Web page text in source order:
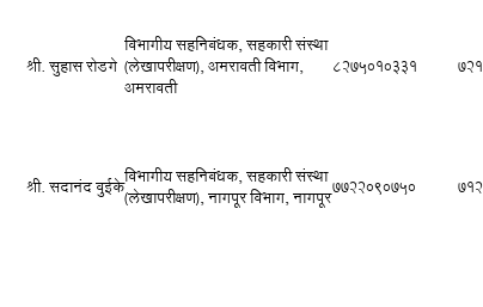
श्री. सुहास रोडगे
विभागीय सहनिबंधक, सहकारी संस्था
(लेखापरीक्षण), अमरावती विभाग,
अमरावती
8275010331 721
श्री. सदानंद वुईकेविभागीय सहनिबंधक, सहकारी संस्था
(लेखापरीक्षण), नागपूर विभाग, नागपूर7722090750 712